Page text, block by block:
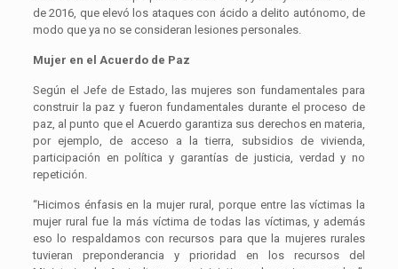
de 2016, que elevó los ataques con ácido a delito autónomo, de
modo que ya no se consideran lesiones personales.
Mujer en el Acuerdo de Paz
Según el Jefe de Estado, las mujeres son fundamentales para
construir la paz y fueron fundamentales durante el proceso de
paz, al punto que el Acuerdo garantiza sus derechos en materia,
por ejemplo, de acceso a la tierra, subsidios de vivienda,
participación en política y garantías de justicia, verdad y no
repetición.
“Hicimos énfasis en la mujer rural, porque entre las víctimas la
mujer rural fue la más víctima de todas las víctimas, y además
eso lo respaldamos con recursos para que la mujeres rurales
tuvieran preponderancia y prioridad en los recursos del